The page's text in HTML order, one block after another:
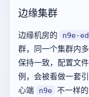
边缘集群
边缘机房的 n9e-
群，同一个集群内
保持一致，配置文
例，会被看做一套
心端
n9e 不一样